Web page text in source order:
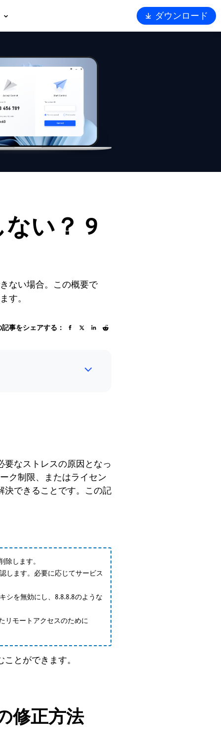
ト
ティ
を選ぶ理由
ダウンロード
ない？ 9
ない場合。この概要で
す。
記事をシェアする：
要なストレスの原因となっ
ク制限、またはライセン
決できることです。この記
します。
します。必要に応じてサービス
シを無効にし、8.8.8.8のような
リモートアクセスのために
とができます。
修正方法